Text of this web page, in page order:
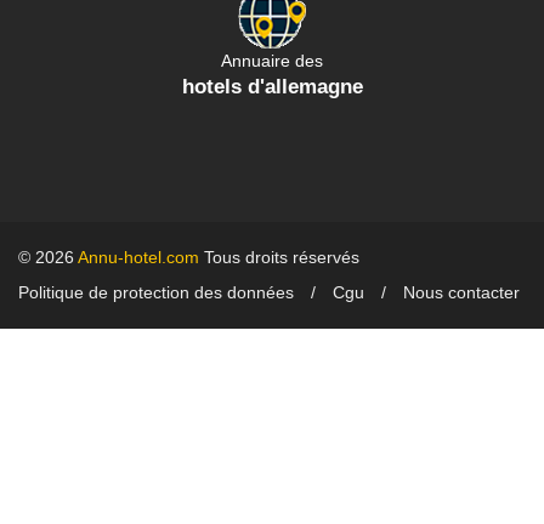
Annuaire des
hotels d'allemagne
© 2026 Annu-hotel.com Tous droits réservés
Politique de protection des données
Cgu Nous contacter